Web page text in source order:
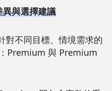
與選擇建議
對不同目標、情境需求的
Premium 與 Premium